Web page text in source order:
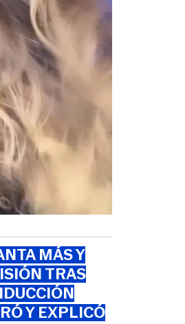
MÁS Y
TRAS
Y EXPLICÓ